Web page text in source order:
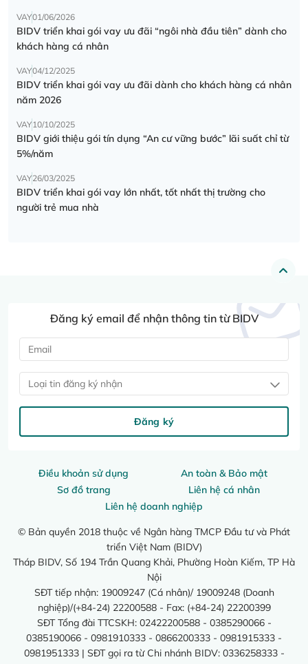
VAY01/06/2026
BIDV triển khai gói vay ưu đãi “ngôi nhà đầu tiên” dành cho
khách hàng cá nhân
VAY04/12/2025
BIDV triển khai gói vay ưu đãi dành cho khách hàng cá nhân
năm 2026
VAY10/10/2025
BIDV giới thiệu gói tín dụng “An cư vững bước” lãi suất chỉ từ
5%/năm
VAY26/03/2025
BIDV triển khai gói vay lớn nhất, tốt nhất thị trường cho
người trẻ mua nhà
Điều khoản sử dụng
An toàn & Bảo mật
Sơ đồ trang
Liên hệ cá nhân
Liên hệ doanh nghiệp
© Bản quyền 2018 thuộc về Ngân hàng TMCP Đầu tư và Phát
triển Việt Nam (BIDV)
Tháp BIDV, Số 194 Trần Quang Khải, Phường Hoàn Kiếm, TP Hà
Nội
SĐT tiếp nhận: 19009247 (Cá nhân)/ 19009248 (Doanh
nghiệp)/(+84-24) 22200588 - Fax: (+84-24) 22200399
SĐT Tổng đài TTCSKH: 02422200588 - 0385290066 -
0385190066 - 0981910333 - 0866200333 - 0981915333 -
0981951333 | SĐT gọi ra từ Chi nhánh BIDV: 0336258333 -
Đăng ký email để nhận thông tin từ BIDV
Loại tin đăng ký nhận
Đăng ký